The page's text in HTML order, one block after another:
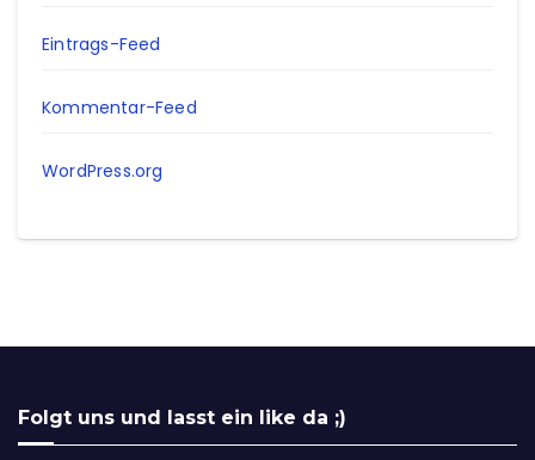
Eintrags-Feed
Kommentar-Feed
WordPress.org
Folgt uns und lasst ein like da ;)
Set Youtube Channel ID